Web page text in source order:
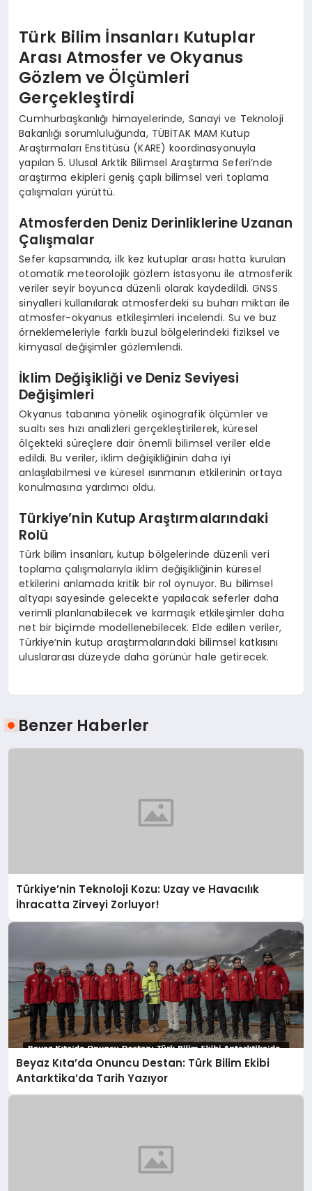
Türk Bilim İnsanları Kutuplar
Arası Atmosfer ve Okyanus
Gözlem ve Ölçümleri
Gerçekleştirdi
Cumhurbaşkanlığı himayelerinde, Sanayi ve Teknoloji
Bakanlığı sorumluluğunda, TÜBİTAK MAM Kutup
Araştırmaları Enstitüsü (KARE) koordinasyonuyla
yapılan 5. Ulusal Arktik Bilimsel Araştırma Seferi’nde
araştırma ekipleri geniş çaplı bilimsel veri toplama
çalışmaları yürüttü.
Atmosferden Deniz Derinliklerine Uzanan
Çalışmalar
Sefer kapsamında, ilk kez kutuplar arası hatta kurulan
otomatik meteorolojik gözlem istasyonu ile atmosferik
veriler seyir boyunca düzenli olarak kaydedildi. GNSS
sinyalleri kullanılarak atmosferdeki su buharı miktarı ile
atmosfer-okyanus etkileşimleri incelendi. Su ve buz
örneklemeleriyle farklı buzul bölgelerindeki fiziksel ve
kimyasal değişimler gözlemlendi.
İklim Değişikliği ve Deniz Seviyesi
Değişimleri
Okyanus tabanına yönelik oşinografik ölçümler ve
sualtı ses hızı analizleri gerçekleştirilerek, küresel
ölçekteki süreçlere dair önemli bilimsel veriler elde
edildi. Bu veriler, iklim değişikliğinin daha iyi
anlaşılabilmesi ve küresel ısınmanın etkilerinin ortaya
konulmasına yardımcı oldu.
Türkiye’nin Kutup Araştırmalarındaki
Rolü
Türk bilim insanları, kutup bölgelerinde düzenli veri
toplama çalışmalarıyla iklim değişikliğinin küresel
etkilerini anlamada kritik bir rol oynuyor. Bu bilimsel
altyapı sayesinde gelecekte yapılacak seferler daha
verimli planlanabilecek ve karmaşık etkileşimler daha
net bir biçimde modellenebilecek. Elde edilen veriler,
Türkiye’nin kutup araştırmalarındaki bilimsel katkısını
uluslararası düzeyde daha görünür hale getirecek.
Benzer Haberler
Türkiye’nin Teknoloji Kozu: Uzay ve Havacılık
İhracatta Zirveyi Zorluyor!
Beyaz Kıta’da Onuncu Destan: Türk Bilim Ekibi
Antarktika’da Tarih Yazıyor